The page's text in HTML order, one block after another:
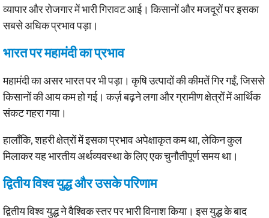
व्यापार और रोजगार में भारी गिरावट आई। किसानों और मजदूरों पर इसका
सबसे अधिक प्रभाव पड़ा।
भारत पर महामंदी का प्रभाव
महामंदी का असर भारत पर भी पड़ा। कृषि उत्पादों की कीमतें गिर गईं, जिससे
किसानों की आय कम हो गई। कर्ज़ बढ़ने लगा और ग्रामीण क्षेत्रों में आर्थिक
संकट गहरा गया।
हालाँकि, शहरी क्षेत्रों में इसका प्रभाव अपेक्षाकृत कम था, लेकिन कुल
मिलाकर यह भारतीय अर्थव्यवस्था के लिए एक चुनौतीपूर्ण समय था।
द्वितीय विश्व युद्ध और उसके परिणाम
द्वितीय विश्व युद्ध ने वैश्विक स्तर पर भारी विनाश किया। इस युद्ध के बाद